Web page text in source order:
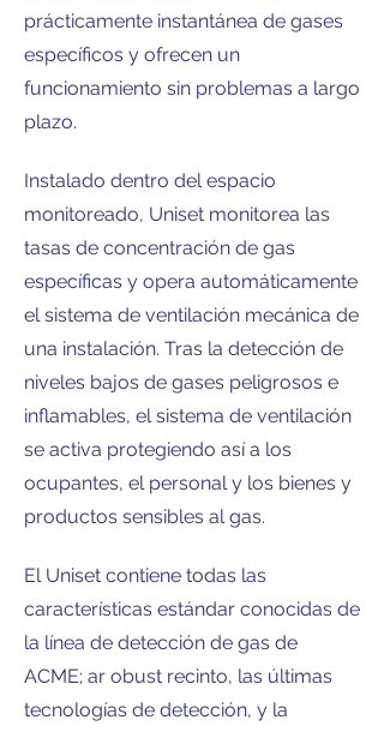
prácticamente instantánea de gases
específicos y ofrecen un
funcionamiento sin problemas a largo
plazo.
Instalado dentro del espacio
monitoreado, Uniset monitorea las
tasas de concentración de gas
específicas y opera automáticamente
el sistema de ventilación mecánica de
una instalación. Tras la detección de
niveles bajos de gases peligrosos e
inflamables, el sistema de ventilación
se activa protegiendo así a los
ocupantes, el personal y los bienes y
productos sensibles al gas.
El Uniset contiene todas las
características estándar conocidas de
la línea de detección de gas de
ACME; ar obust recinto, las últimas
tecnologías de detección, y la